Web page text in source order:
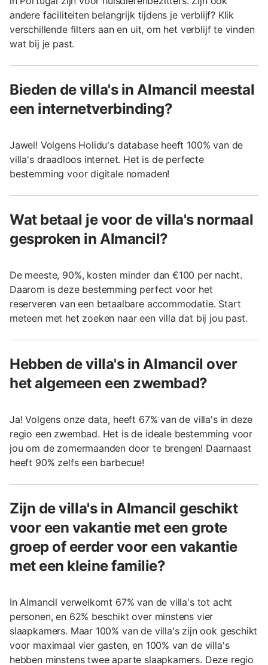
andere faciliteiten belangrijk tijdens je verblijf? Klik
verschillende filters aan en uit, om het verblijf te vinden
wat bij je past.
Bieden de villa's in Almancil meestal
een internetverbinding?
Jawel! Volgens Holidu's database heeft 100% van de
villa's draadloos internet. Het is de perfecte
bestemming voor digitale nomaden!
Wat betaal je voor de villa's normaal
gesproken in Almancil?
De meeste, 90%, kosten minder dan €100 per nacht.
Daarom is deze bestemming perfect voor het
reserveren van een betaalbare accommodatie. Start
meteen met het zoeken naar een villa dat bij jou past.
Hebben de villa's in Almancil over
het algemeen een zwembad?
Ja! Volgens onze data, heeft 67% van de villa's in deze
regio een zwembad. Het is de ideale bestemming voor
jou om de zomermaanden door te brengen! Daarnaast
heeft 90% zelfs een barbecue!
Zijn de villa's in Almancil geschikt
voor een vakantie met een grote
groep of eerder voor een vakantie
met een kleine familie?
In Almancil verwelkomt 67% van de villa's tot acht
personen, en 62% beschikt over minstens vier
slaapkamers. Maar 100% van de villa's zijn ook geschikt
voor maximaal vier gasten, en 100% van de villa's
hebben minstens twee aparte slaapkamers. Deze regio